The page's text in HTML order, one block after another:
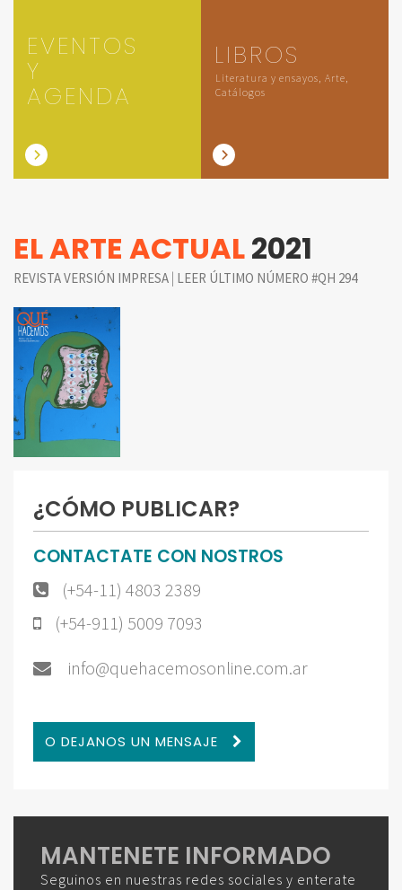
EVENTOS
Y
AGENDA
LIBROS
Literatura y ensayos, Arte,
Catálogos
EL ARTE ACTUAL2021
REVISTA VERSIÓN IMPRESA | LEER ÚLTIMO NÚMERO #QH 294
¿CÓMO PUBLICAR?
CONTACTATE CON NOSTROS
(+54-11) 4803 2389
(+54-911) 5009 7093
info@quehacemosonline.com.ar
O DEJANOS UN MENSAJE
MANTENETE INFORMADO
Seguinos en nuestras redes sociales y enterate